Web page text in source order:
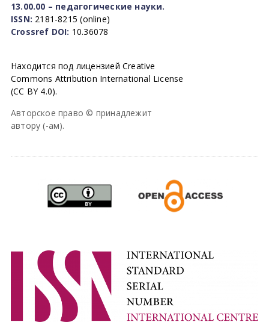
13.00.00 – педагогические науки.
ISSN: 2181-8215 (online)
Crossref DOI: 10.36078
Находится под лицензией Creative
Commons Attribution International License
(CC BY 4.0).
Авторское право © принадлежит
автору (-ам).